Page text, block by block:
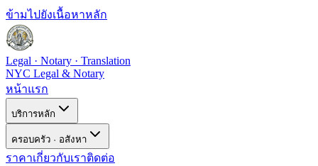
ข้ามไปยังเนื้อหาหลัก
Legal · Notary · Translation
NYC Legal & Notary
หน้าแรก
บริการหลัก
ครอบครัว · อสังหา
ราคาเกี่ยวกับเราติดต่อ